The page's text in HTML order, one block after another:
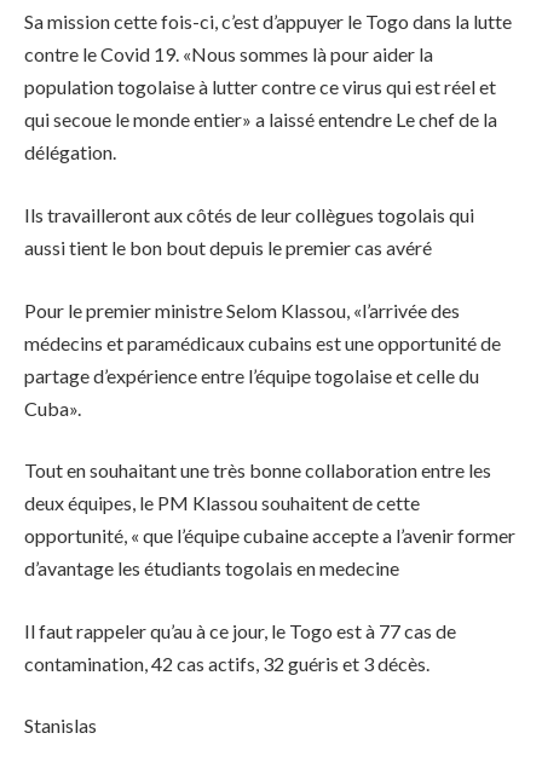
Sa mission cette fois-ci, c’est d’appuyer le Togo dans la lutte
contre le Covid 19. «Nous sommes là pour aider la
population togolaise à lutter contre ce virus qui est réel et
qui secoue le monde entier» a laissé entendre Le chef de la
délégation.
Ils travailleront aux côtés de leur collègues togolais qui
aussi tient le bon bout depuis le premier cas avéré
Pour le premier ministre Selom Klassou, «l’arrivée des
médecins et paramédicaux cubains est une opportunité de
partage d’expérience entre l’équipe togolaise et celle du
Cuba».
Tout en souhaitant une très bonne collaboration entre les
deux équipes, le PM Klassou souhaitent de cette
opportunité, « que l’équipe cubaine accepte a l’avenir former
d’avantage les étudiants togolais en medecine
Il faut rappeler qu’au à ce jour, le Togo est à 77 cas de
contamination, 42 cas actifs, 32 guéris et 3 décès.
Stanislas